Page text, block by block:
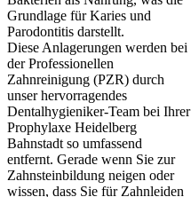
Grundlage für Karies und
Parodontitis darstellt.
Diese Anlagerungen werden bei
der Professionellen
Zahnreinigung (PZR) durch
unser hervorragendes
Dentalhygieniker-Team bei Ihrer
Prophylaxe Heidelberg
Bahnstadt so umfassend
entfernt. Gerade wenn Sie zur
Zahnsteinbildung neigen oder
wissen, dass Sie für Zahnleiden